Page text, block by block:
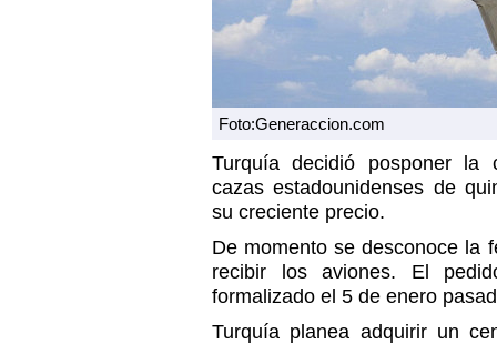
Foto:Generaccion.com
Turquía decidió posponer la
cazas estadounidenses de
su creciente precio.
De momento se desconoce la
recibir los aviones. El
formalizado el 5 de enero
Turquía planea adquirir un